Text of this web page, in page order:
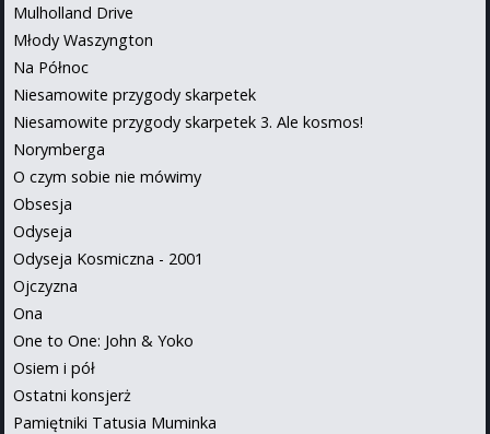
Mulholland Drive
Młody Waszyngton
Na Północ
Niesamowite przygody skarpetek
Niesamowite przygody skarpetek 3. Ale kosmos!
Norymberga
O czym sobie nie mówimy
Obsesja
Odyseja
Odyseja Kosmiczna - 2001
Ojczyzna
Ona
One to One: John & Yoko
Osiem i pół
Ostatni konsjerż
Pamiętniki Tatusia Muminka